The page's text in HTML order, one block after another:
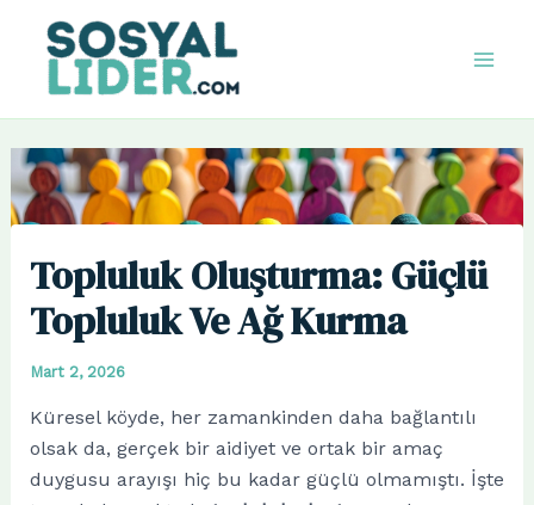
Topluluk Oluşturma: Güçlü
Topluluk Ve Ağ Kurma
Mart 2, 2026
Küresel köyde, her zamankinden daha bağlantılı
olsak da, gerçek bir aidiyet ve ortak bir amaç
duygusu arayışı hiç bu kadar güçlü olmamıştı. İşte